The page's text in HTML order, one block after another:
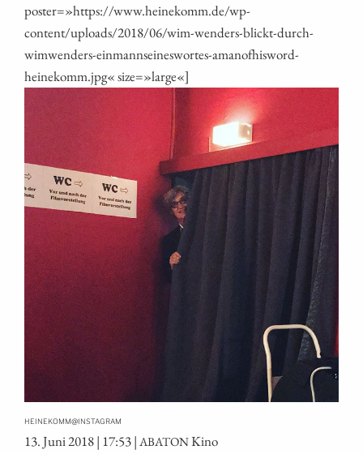
poster=»https://www.heinekomm.de/wp-
content/uploads/2018/06/wim-wenders-blickt-durch-
wimwenders-einmannseineswortes-amanofhisword-
heinekomm.jpg« size=»large«]
HEINEKOMM@INSTAGRAM
13. Juni 2018 | 17:53 | ABATONKino